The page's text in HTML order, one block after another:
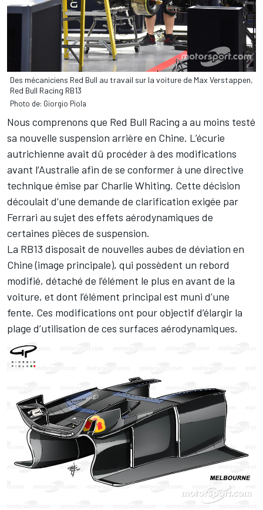
Des mécaniciens Red Bull au travail sur la voiture de Max Verstappen,
Red Bull Racing RB13
Photo de: Giorgio Piola
Nous comprenons que Red Bull Racing a au moins testé
sa nouvelle suspension arrière en Chine. L’écurie
autrichienne avait dû procéder à des modifications
avant l’Australie afin de se conformer à une directive
technique émise par Charlie Whiting. Cette décision
découlait d’une demande de clarification exigée par
Ferrari au sujet des effets aérodynamiques de
certaines pièces de suspension.
La RB13 disposait de nouvelles aubes de déviation en
Chine (image principale), qui possèdent un rebord
modifié, détaché de l’élément le plus en avant de la
voiture, et dont l’élément principal est muni d’une
fente. Ces modifications ont pour objectif d’élargir la
plage d’utilisation de ces surfaces aérodynamiques.